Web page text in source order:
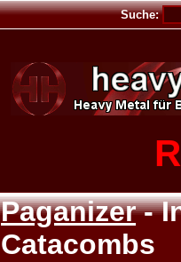
Suche:
Paganizer-
Catacombs